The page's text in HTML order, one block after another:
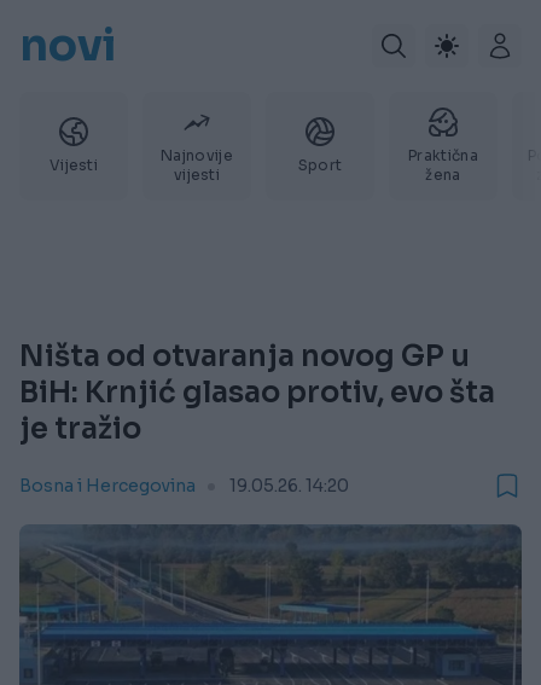
novi
Vijesti
Najnovije
vijesti
Sport
Praktična
žena
Ništa od otvaranja novog GP u
BiH: Krnjić glasao protiv, evo šta
je tražio
Bosna i Hercegovina 19.05.26. 14:20